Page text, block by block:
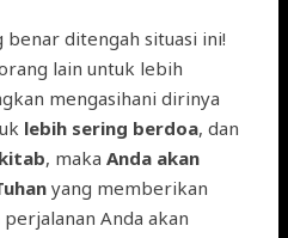
benar ditengah situasi ini!
lain untuk lebih
mengasihani dirinya
lebih sering berdoa, dan
, makaAnda akan
yang memberikan
Anda akan